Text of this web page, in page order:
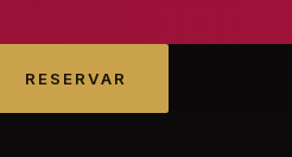
RESERVAR